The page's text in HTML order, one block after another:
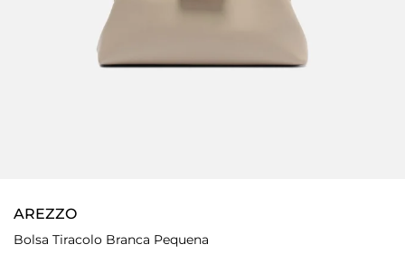
AREZZO
Bolsa Tiracolo Branca Pequena